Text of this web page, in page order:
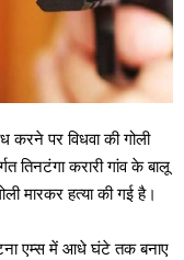
करने पर विधवा की गोली
तिनटंगा करारी गांव के बालू
मारकर हत्या की गई है।
एम्स में आधे घंटे तक बनाए